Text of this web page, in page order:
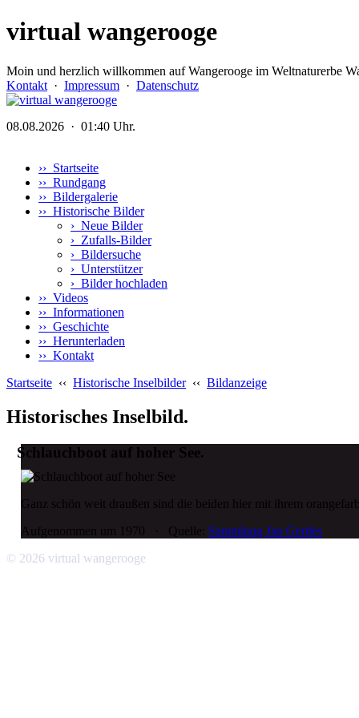
virtual wangerooge
Moin und herzlich willkommen auf Wangerooge im Weltnaturerbe
Kontakt · Impressum · Datenschutz
08.08.2026 · 01:40 Uhr.
›› Startseite
›› Rundgang
›› Bildergalerie
›› Historische Bilder
› Neue Bilder
› Zufalls-Bilder
› Bildersuche
› Unterstützer
› Bilder hochladen
›› Videos
›› Informationen
›› Geschichte
›› Herunterladen
›› Kontakt
Startseite ‹‹ Historische Inselbilder‹‹ Bildanzeige
Historisches Inselbild.
Schlauchboot auf hoher See.
Ganz schön weit draußen sind die beiden hier mit ihrem
Aufgenommen um 1970 · Quelle: Sammlung Jan Gerdes
© 2026 virtual wangerooge